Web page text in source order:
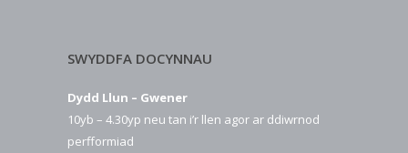
SWYDDFA DOCYNNAU
Dydd Llun – Gwener
10yb – 4.30yp neu tan i’r llen agor ar ddiwrnod
perfformiad